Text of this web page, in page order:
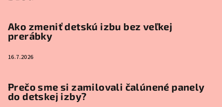
Ako zmeniť detskú izbu bez veľkej
prerábky
16.7.2026
Prečo sme si zamilovali čalúnené panely
do detskej izby?